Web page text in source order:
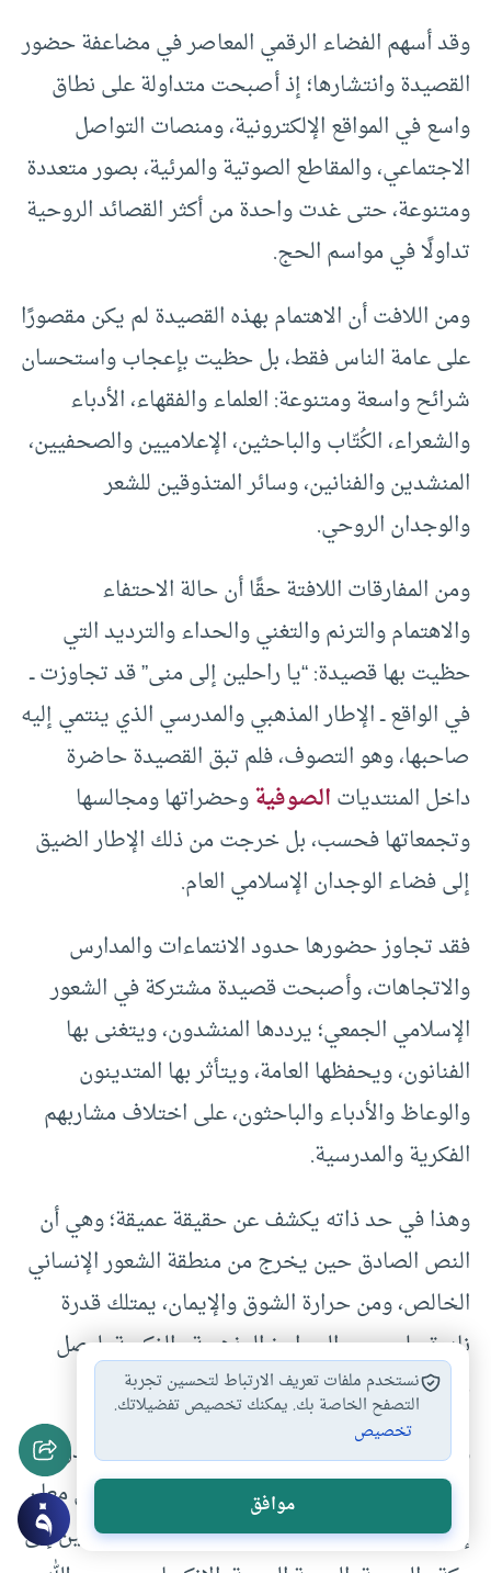
وقد أسهم الفضاء الرقمي المعاصر في مضاعفة حضور
القصيدة وانتشارها؛ إذ أصبحت متداولة على نطاق
واسع في المواقع الإلكترونية، ومنصات التواصل
الاجتماعي، والمقاطع الصوتية والمرئية، بصور متعددة
ومتنوعة، حتى غدت واحدة من أكثر القصائد الروحية
تداولًا في مواسم الحج.
ومن اللافت أن الاهتمام بهذه القصيدة لم يكن مقصورًا
على عامة الناس فقط، بل حظيت بإعجاب واستحسان
شرائح واسعة ومتنوعة: العلماء والفقهاء، الأدباء
والشعراء، الكُتّاب والباحثين، الإعلاميين والصحفيين،
المنشدين والفنانين، وسائر المتذوقين للشعر
والوجدان الروحي.
ومن المفارقات اللافتة حقًا أن حالة الاحتفاء
والاهتمام والترنم والتغني والحداء والترديد التي
حظيت بها قصيدة: “يا راحلين إلى منى” قد تجاوزت ــ
في الواقع ــ الإطار المذهبي والمدرسي الذي ينتمي إليه
صاحبها، وهو التصوف، فلم تبق القصيدة حاضرة
داخل المنتدياتالصوفيةوحضراتها ومجالسها
وتجمعاتها فحسب، بل خرجت من ذلك الإطار الضيق
إلى فضاء الوجدان الإسلامي العام.
فقد تجاوز حضورها حدود الانتماءات والمدارس
والاتجاهات، وأصبحت قصيدة مشتركة في الشعور
الإسلامي الجمعي؛ يرددها المنشدون، ويتغنى بها
الفنانون، ويحفظها العامة، ويتأثر بها المتدينون
والوعاظ والأدباء والباحثون، على اختلاف مشاربهم
الفكرية والمدرسية.
وهذا في حد ذاته يكشف عن حقيقة عميقة؛ وهي أن
النص الصادق حين يخرج من منطقة الشعور الإنساني
الخالص، ومن حرارة الشوق والإيمان، يمتلك قدرة
نادرة على عبور الحواجز المذهبية والفكرية، ليصل
مباشرة إلى القلوب.
ولعل السر في ذلك أن القصيدة لم تُبنَ على الجدل
المذهبي أو الطرح الفكري الخاص، بل بُنيت على معانٍ
إنسانية وإيمانية جامعة: الشوق إلى الحج، الحنين إلى
نستخدم ملفات تعريف الارتباط لتحسين تجربة
التصفح الخاصة بك. يمكنك تخصيص تفضيلاتك.
تخصيص
موافق